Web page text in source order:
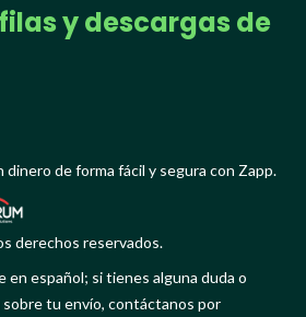
y descargas de
dinero de forma fácil y segura con Zapp.
derechos reservados.
en español; si tienes alguna duda o
tu envío, contáctanos por